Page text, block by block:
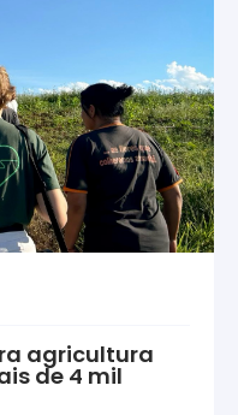
agricultura
de 4 mil